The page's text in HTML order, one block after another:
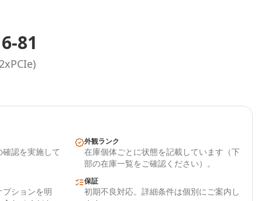
81
認を実施して
外観ランク
在庫個体ごとに状態を記載しています（下
部の在庫一覧をご確認ください）。
ションを明
保証
初期不良対応。詳細条件は個別にご案内し